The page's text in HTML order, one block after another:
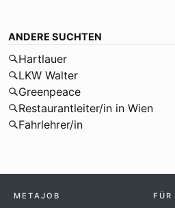
ANDERE SUCHTEN
Hartlauer
LKW Walter
Greenpeace
Restaurantleiter/in in Wien
Fahrlehrer/in
METAJOB FÜR